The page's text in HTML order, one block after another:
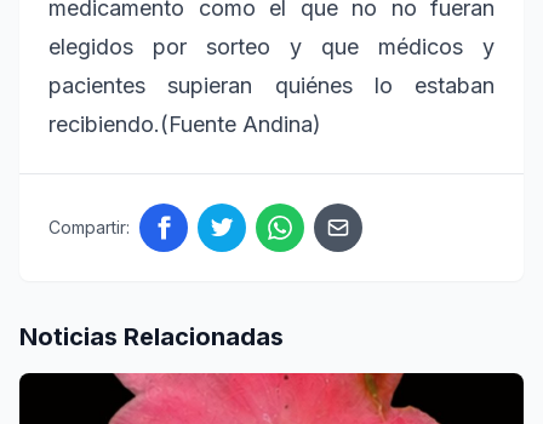
medicamento como el que no no fueran
elegidos por sorteo y que médicos y
pacientes supieran quiénes lo estaban
recibiendo.(Fuente Andina)
Compartir:
Noticias Relacionadas